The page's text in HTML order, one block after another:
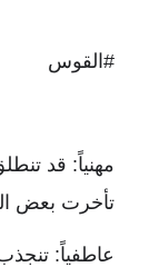
#القوس
مهنياً: قد
تأخرت بعض
عاطفياً: